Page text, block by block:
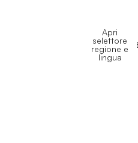
Apri
selettore
regione e
lingua